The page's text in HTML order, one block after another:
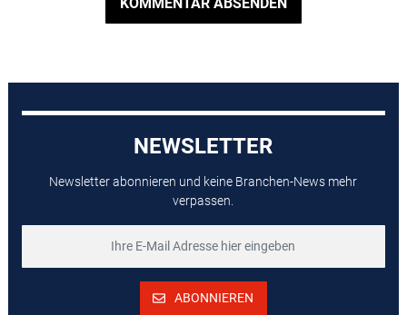
NEWSLETTER
Newsletter abonnieren und keine Branchen-News mehr
verpassen.
ABONNIEREN